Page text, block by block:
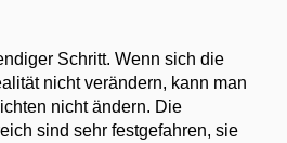
Schritt. Wenn sich die
nicht verändern, kann man
nicht ändern. Die
sind sehr festgefahren, sie